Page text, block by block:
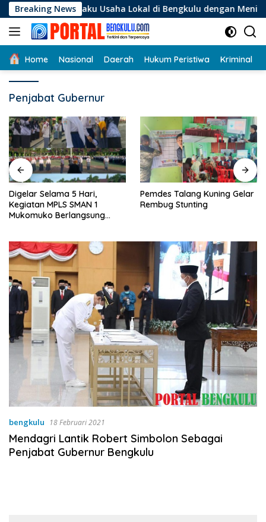
Langsung
ke
konten
Breaking News
Pelaku Usaha Lokal di Bengkulu dengan Meningkatkan
Home Nasional Daerah Hukum Peristiwa Kriminal
Penjabat Gubernur
Digelar Selama 5 Hari,
Kegiatan MPLS SMAN 1
Mukomuko Berlangsung
Pemdes Talang Kuning Gelar
Rembug Stunting
bengkulu 18 Februari 2021
Mendagri Lantik Robert Simbolon Sebagai
Penjabat Gubernur Bengkulu